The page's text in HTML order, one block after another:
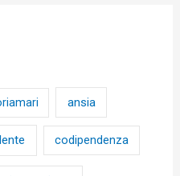
ansia
codipendenza